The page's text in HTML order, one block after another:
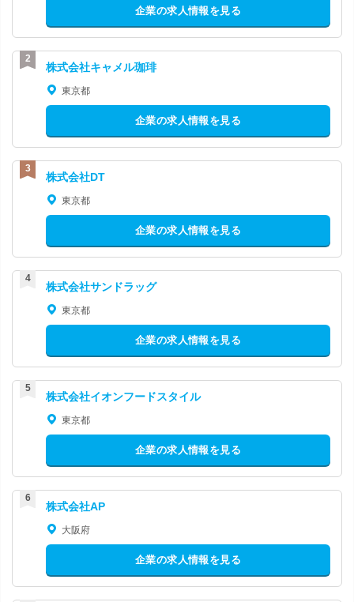
企業の求人情報を見る
株式会社キャメル珈琲
東京都
企業の求人情報を見る
株式会社DT
東京都
企業の求人情報を見る
株式会社サンドラッグ
東京都
企業の求人情報を見る
株式会社イオンフードスタイル
東京都
企業の求人情報を見る
株式会社AP
大阪府
企業の求人情報を見る